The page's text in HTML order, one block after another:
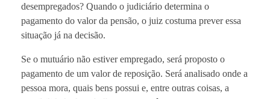
desempregados? Quando o judiciário determina o
pagamento do valor da pensão, o juiz costuma prever essa
situação já na decisão.
Se o mutuário não estiver empregado, será proposto o
pagamento de um valor de reposição. Será analisado onde a
pessoa mora, quais bens possui e, entre outras coisas, a